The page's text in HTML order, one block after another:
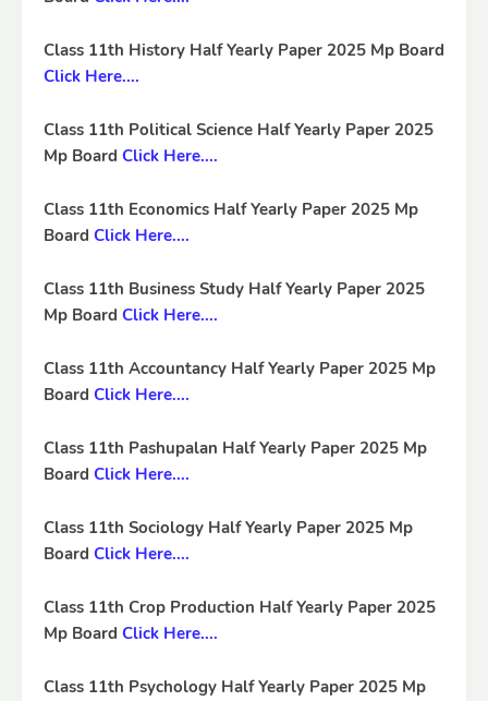
Class 11th History Half Yearly Paper 2025 Mp Board
Click Here....
Class 11th Political Science Half Yearly Paper 2025
Mp Board Click Here....
Class 11th Economics Half Yearly Paper 2025 Mp
Board Click Here....
Class 11th Business Study Half Yearly Paper 2025
Mp Board Click Here....
Class 11th Accountancy Half Yearly Paper 2025 Mp
Board Click Here....
Class 11th Pashupalan Half Yearly Paper 2025 Mp
Board Click Here....
Class 11th Sociology Half Yearly Paper 2025 Mp
Board Click Here....
Class 11th Crop Production Half Yearly Paper 2025
Mp Board Click Here....
Class 11th Psychology Half Yearly Paper 2025 Mp